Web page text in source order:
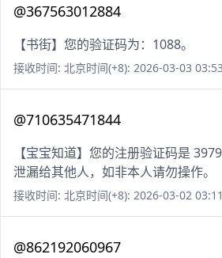
@367563012884
【书街】您的验证码为：1088。
接收时间: 北京时间(+8): 2026-03-03
@710635471844
【宝宝知道】您的注册验证码是
泄漏给其他人，如非本人请勿操作。
接收时间: 北京时间(+8): 2026-03-02
@862192060967